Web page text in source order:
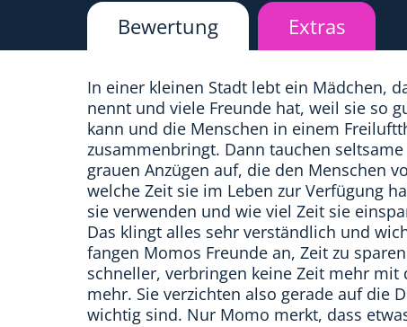
Bewertung Extras
In einer kleinen Stadt lebt ein Mädchen,
nennt und viele Freunde hat, weil sie so
kann und die Menschen in einem
zusammenbringt. Dann tauchen
grauen Anzügen auf, die den Menschen
welche Zeit sie im Leben zur Verfügung
sie verwenden und wie viel Zeit sie
Das klingt alles sehr verständlich und
fangen Momos Freunde an, Zeit zu
schneller, verbringen keine Zeit mehr
mehr. Sie verzichten also gerade auf die
wichtig sind. Nur Momo merkt, dass